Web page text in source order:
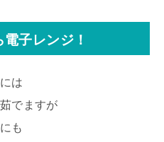
子レンジ！
は
でますが
も